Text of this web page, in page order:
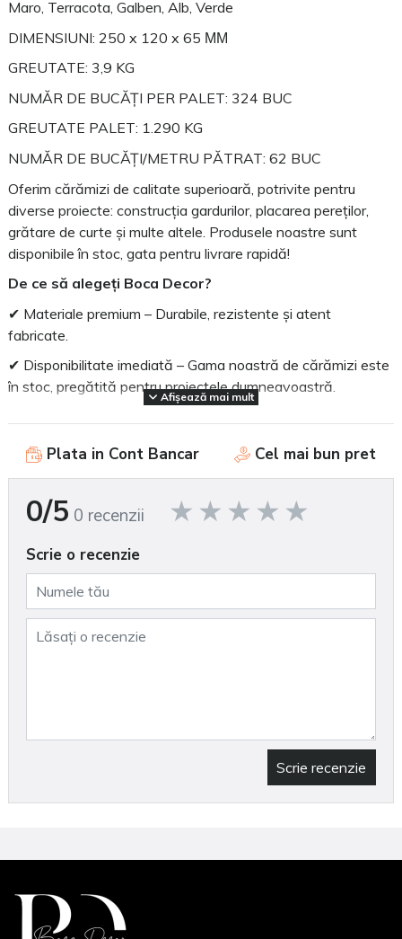
Maro, Terracota, Galben⁠, Alb, Verde
DIMENSIUNI: 250 x 120 x 65 ММ
GREUTATE: 3,9 KG
NUMĂR DE BUCĂȚI PER PALET: 324 BUC
GREUTATE PALET: 1.290 KG
NUMĂR DE BUCĂȚI/METRU PĂTRAT: 62 BUC
Oferim cărămizi de calitate superioară, potrivite pentru
diverse proiecte: construcția gardurilor, placarea pereților,
grătare de curte și multe altele. Produsele noastre sunt
disponibile în stoc, gata pentru livrare rapidă!
De ce să alegeți Boca Decor?
✔ Materiale premium – Durabile, rezistente și atent
fabricate.
✔ Disponibilitate imediată – Gama noastră de cărămizi este
în stoc, pregătită pentru proiectele dumneavoastră.
✔ Varietate de modele – Diferite culori, texturi și stiluri pentru
✔ Consultanță specializată – Vă ajutăm să faceți cea mai
✔ Respect pentru mediu – Produse realizate sustenabil.
Comandați acum și începeți transformarea spațiului
dumneavoastră cu Boca Decor!
Afișează mai mult
Plata in Cont Bancar Cel mai bun pret
0/5 0 recenzii
Scrie o recenzie
Scrie recenzie